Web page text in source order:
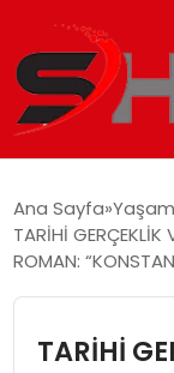
MAGAZIN
Ana Sayfa Yaşam
TARİHİ GERÇEKLİK
ROMAN:
TARİHİ